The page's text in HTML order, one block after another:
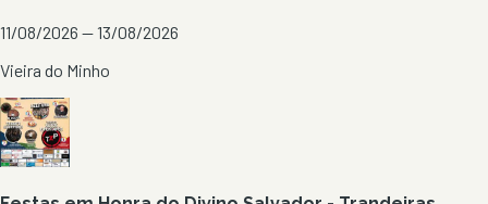
11/08/2026 — 13/08/2026
Vieira do Minho